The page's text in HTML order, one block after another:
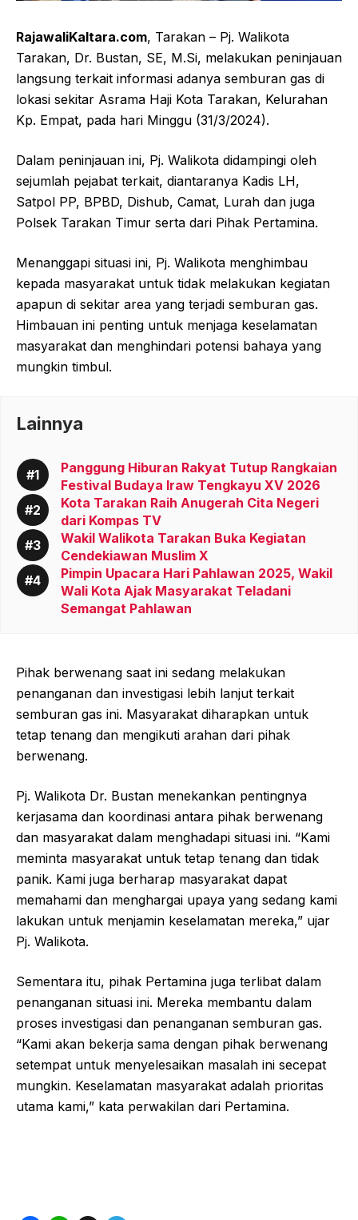
RajawaliKaltara.com, Tarakan – Pj. Walikota
Tarakan, Dr. Bustan, SE, M.Si, melakukan peninjauan
langsung terkait informasi adanya semburan gas di
lokasi sekitar Asrama Haji Kota Tarakan, Kelurahan
Kp. Empat, pada hari Minggu (31/3/2024).
Dalam peninjauan ini, Pj. Walikota didampingi oleh
sejumlah pejabat terkait, diantaranya Kadis LH,
Satpol PP, BPBD, Dishub, Camat, Lurah dan juga
Polsek Tarakan Timur serta dari Pihak Pertamina.
Menanggapi situasi ini, Pj. Walikota menghimbau
kepada masyarakat untuk tidak melakukan kegiatan
apapun di sekitar area yang terjadi semburan gas.
Himbauan ini penting untuk menjaga keselamatan
masyarakat dan menghindari potensi bahaya yang
mungkin timbul.
Lainnya
Panggung Hiburan Rakyat Tutup Rangkaian
Festival Budaya Iraw Tengkayu XV 2026
Kota Tarakan Raih Anugerah Cita Negeri
dari Kompas TV
Wakil Walikota Tarakan Buka Kegiatan
Cendekiawan Muslim X
Pimpin Upacara Hari Pahlawan 2025, Wakil
Wali Kota Ajak Masyarakat Teladani
Semangat Pahlawan
Pihak berwenang saat ini sedang melakukan
penanganan dan investigasi lebih lanjut terkait
semburan gas ini. Masyarakat diharapkan untuk
tetap tenang dan mengikuti arahan dari pihak
berwenang.
Pj. Walikota Dr. Bustan menekankan pentingnya
kerjasama dan koordinasi antara pihak berwenang
dan masyarakat dalam menghadapi situasi ini. “Kami
meminta masyarakat untuk tetap tenang dan tidak
panik. Kami juga berharap masyarakat dapat
memahami dan menghargai upaya yang sedang kami
lakukan untuk menjamin keselamatan mereka,” ujar
Pj. Walikota.
Sementara itu, pihak Pertamina juga terlibat dalam
penanganan situasi ini. Mereka membantu dalam
proses investigasi dan penanganan semburan gas.
“Kami akan bekerja sama dengan pihak berwenang
setempat untuk menyelesaikan masalah ini secepat
mungkin. Keselamatan masyarakat adalah prioritas
utama kami,” kata perwakilan dari Pertamina.